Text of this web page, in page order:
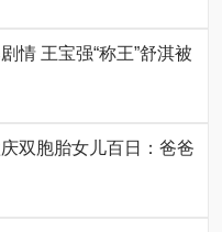
情 王宝强“称王”舒淇被
双胞胎女儿百日：爸爸